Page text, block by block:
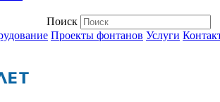
Поиск
Проекты фонтанов Услуги